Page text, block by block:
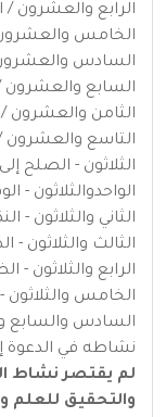
الرابع والعشرون /
الخامس والعشرون
السادس
السابع والعشرون /
الثامن والعشرون /
التاسع والعشرون /
الثلاثون - الصلح
الواحدوالثلاثون -
الثاني والثلاثون -
الثالث والثلاثون -
الرابع والثلاثون -
الخامس والثلاثون -
السادس والسابع
نشاطه في الدعوة
لم يقتصر نشاط
والتحقيق للعلم